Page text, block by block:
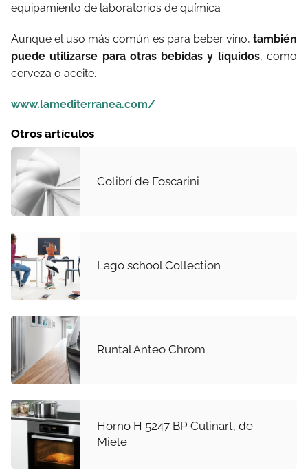
equipamiento de laboratorios de química
Aunque el uso más común es para beber vino, también
puede utilizarse para otras bebidas y líquidos, como
cerveza o aceite.
www.lamediterranea.com/
Otros artículos
Colibrí de Foscarini
Lago school Collection
Runtal Anteo Chrom
Horno H 5247 BP Culinart, de
Miele